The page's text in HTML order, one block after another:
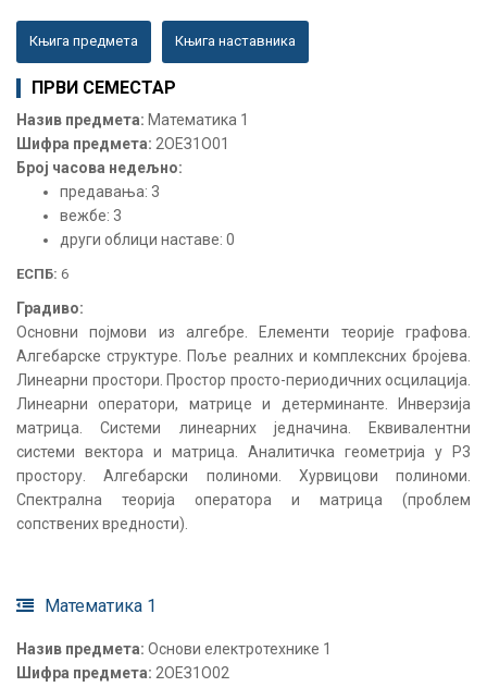
Књига предмета Књига наставника
ПРВИ СЕМЕСТАР
Назив предмета: Математика 1
Шифра предмета: 2ОЕЗ1О01
Број часова недељно:
предавања: 3
вежбе: 3
други облици наставе: 0
ЕСПБ: 6
Градиво:
Основни појмови из алгебре. Елементи теорије графова.
Алгебарске структуре. Поље реалних и комплексних бројева.
Линеарни простори. Простор просто-периодичних осцилација.
Линеарни оператори, матрице и детерминанте. Инверзија
матрица. Системи линеарних једначина. Еквивалентни
системи вектора и матрица. Аналитичка геометрија у Р3
простору. Алгебарски полиноми. Хурвицови полиноми.
Спектрална теорија оператора и матрица (проблем
сопствених вредности).
Математика 1
Назив предмета: Основи електротехнике 1
Шифра предмета: 2ОЕЗ1О02